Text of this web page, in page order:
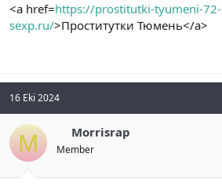
<a href=https://prostitutki-tyumeni-72-
sexp.ru/>Проститутки Тюмень</a>
16 Eki 2024
M Morrisrap
Member